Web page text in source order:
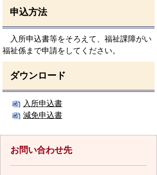
申込方法
入所申込書等をそろえて、福祉課障がい
福祉係まで申請をしてください。
ダウンロード
入所申込書
減免申込書
お問い合わせ先